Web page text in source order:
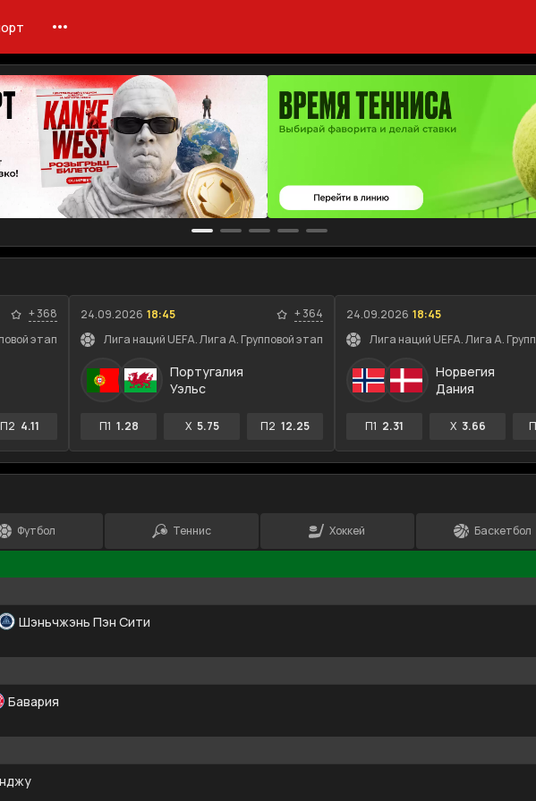
0
+368
этап
П2 4.11
24.09.2026 18:45 +364
Лига наций UEFA. Лига A. Групповой этап
Португалия
Уэльс
П1 1.28 X 5.75 П2 12.25
24.09.2026 18:45
Лига наций UEFA. Лига A.
Норвегия
Дания
П1 2.31 X 3.66
Футбол Теннис Хоккей Баскетбол
Шэньчжэнь Пэн Сити
Бавария